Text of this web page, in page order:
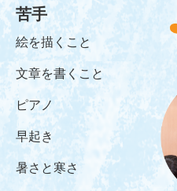
苦手
絵を描くこと
文章を書くこと
ピアノ
早起き
暑さと寒さ